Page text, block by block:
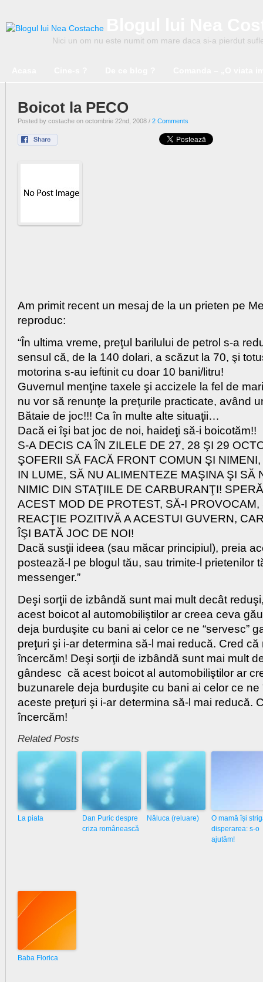
Nici un om nu este numit om mare daca si-a pierdut
Boicot la PECO
Posted by costache on octombrie 22nd, 2008 / 2 Comments
Am primit recent un mesaj de la un prieten pe
reproduc:
“În ultima vreme, preţul barilului de petrol s-a
sensul că, de la 140 dolari, a scăzut la 70, şi
motorina s-au ieftinit cu doar 10 bani/litru!
Guvernul menţine taxele şi accizele la fel de
nu vor să renunţe la preţurile practicate, având
Bătaie de joc!!! Ca în multe alte situaţii…
Dacă ei îşi bat joc de noi, haideţi să-i boicotăm!!
S-A DECIS CA ÎN ZILELE DE 27, 28 ŞI 29
ŞOFERII SĂ FACĂ FRONT COMUN ŞI
IN LUME, SĂ NU ALIMENTEZE MAŞINA ŞI SĂ
NIMIC DIN STAŢIILE DE CARBURANŢI!
ACEST MOD DE PROTEST, SĂ-I
REACŢIE POZITIVĂ A ACESTUI GUVERN,
ÎŞI BATĂ JOC DE NOI!
Dacă susţii ideea (sau măcar principiul), preia
postează-l pe blogul tău, sau trimite-l prietenilor
messenger.”
Deşi sorţii de izbândă sunt mai mult decât
acest boicot al automobiliştilor ar creea ceva
deja burduşite cu bani ai celor ce ne “servesc”
preţuri şi i-ar determina să-l mai reducă. Cred că
încercăm! Deşi sorţii de izbândă sunt mai mult
gândesc că acest boicot al automobiliştilor ar
buzunarele deja burduşite cu bani ai celor ce ne
aceste preţuri şi i-ar determina să-l mai reducă.
încercăm!
Related Posts
La piata
Dan Puric despre
criza românească
Năluca (reluare)
O mamă își
disperarea: s-o
ajutăm!
Baba Florica